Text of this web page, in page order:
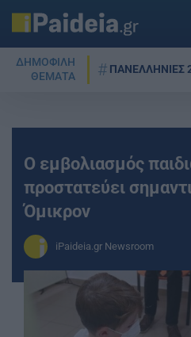
ΔΗΜΟΦΙΛΗ
ΘΕΜΑΤΑ
ΠΑΝΕΛΛΗΝΙΕΣ
Ο εμβολιασμός
προστατεύει
Όμικρον
iPaideia.gr Newsroom